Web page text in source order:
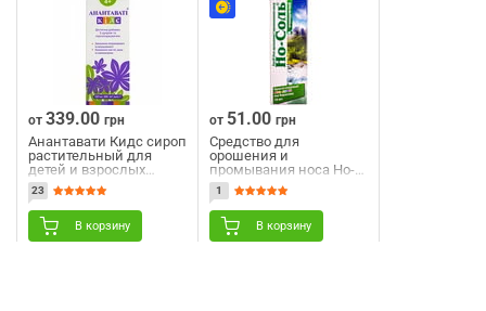
от 339.00 грн
Анантавати Кидс сироп
растительный для
детей и взрослых
флакон 200 мл
23
В корзину
от 51.00 грн
Средство для
орошения и
промывания носа Но-
соль капли назальные
очищающий 10 мл
1
В корзину